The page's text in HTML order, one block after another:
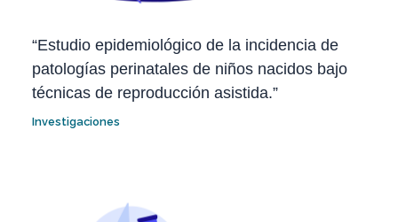
“Estudio epidemiológico de la incidencia de
patologías perinatales de niños nacidos bajo
técnicas de reproducción asistida.”
Investigaciones